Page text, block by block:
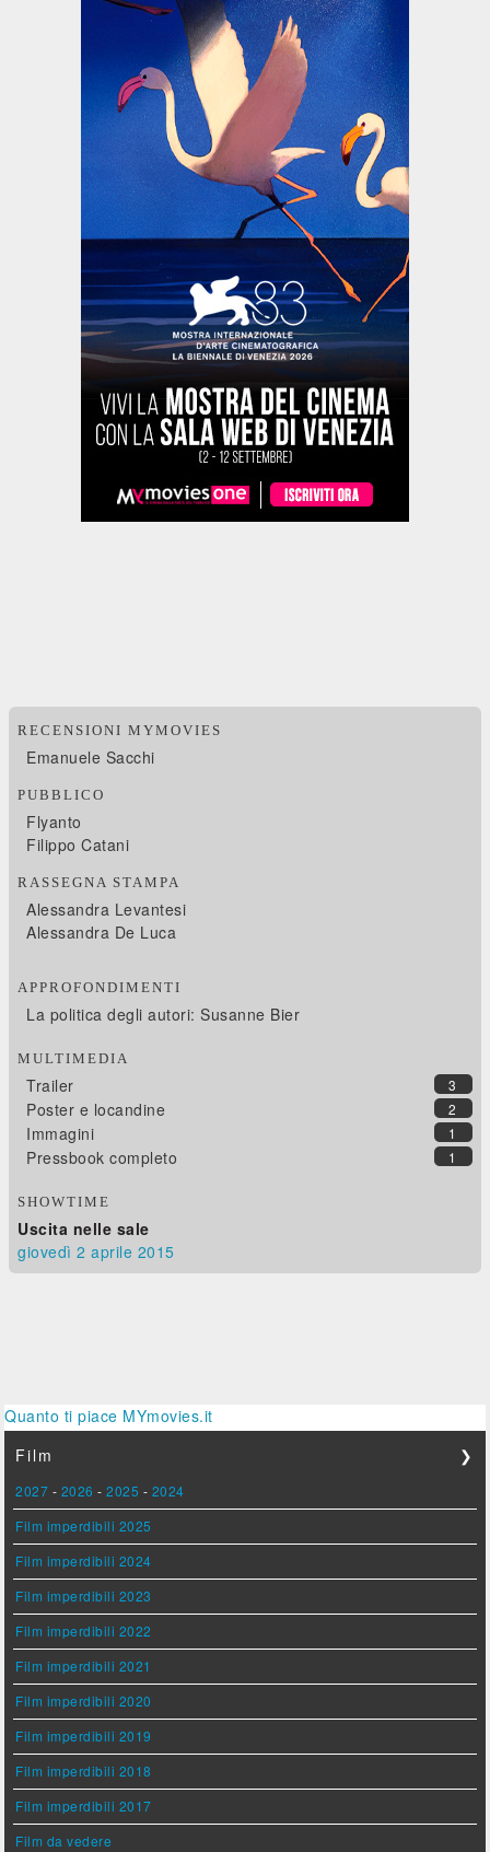
RECENSIONI MYMOVIES
Emanuele Sacchi
PUBBLICO
Flyanto
Filippo Catani
RASSEGNA STAMPA
Alessandra Levantesi
Alessandra De Luca
APPROFONDIMENTI
La politica degli autori: Susanne Bier
MULTIMEDIA
3
Trailer
2
Poster e locandine
1
Immagini
1
Pressbook completo
SHOWTIME
Uscita nelle sale
giovedì 2 aprile 2015
Quanto ti piace MYmovies.it
Film
❯
2027 - 2026 -2025 - 2024
Film imperdibili 2025
Film imperdibili 2024
Film imperdibili 2023
Film imperdibili 2022
Film imperdibili 2021
Film imperdibili 2020
Film imperdibili 2019
Film imperdibili 2018
Film imperdibili 2017
Film da vedere